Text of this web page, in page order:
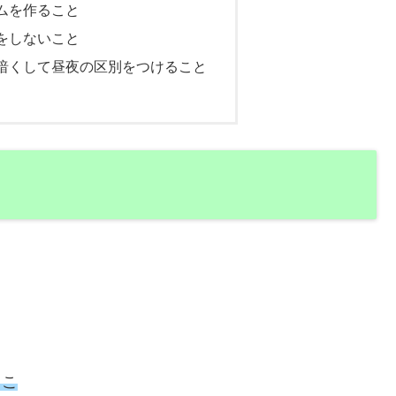
を作ること
しないこと
くして昼夜の区別をつけること